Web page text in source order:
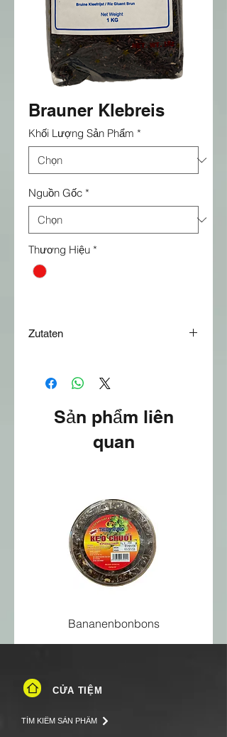
Brauner Klebreis
Khối Lượng Sản Phẩm *
Nguồn Gốc *
Thương Hiệu *
Zutaten
Sản phẩm liên
quan
Bananenbonbons
CỬA TIỆM
TÌM KIẾM SẢN PHẨM